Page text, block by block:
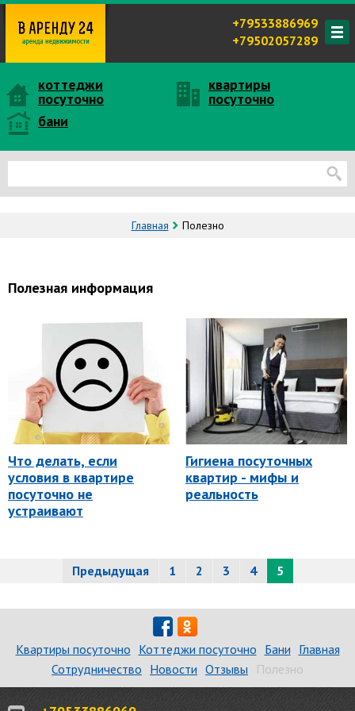
+79533886969
+79502057289
коттеджи
посуточно
квартиры
посуточно
бани
Главная Полезно
Полезная информация
Что делать, если
условия в квартире
посуточно не
устраивают
Гигиена посуточных
квартир - мифы и
реальность
Предыдущая 1 2 3 4 5
Квартиры посуточно Коттеджи посуточно Бани Главная
Сотрудничество Новости Отзывы Полезно